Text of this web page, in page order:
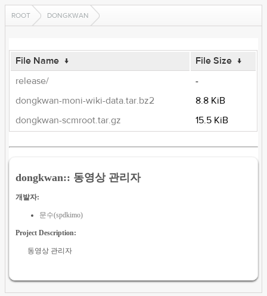
ROOT DONGKWAN
File Name ↓ File Size ↓
release/
-
dongkwan-moni-wiki-data.tar.bz2
8.8 KiB
dongkwan-scmroot.tar.gz
15.5 KiB
dongkwan:: 동영상 관리자
개발자:
문수(spdkimo)
Project Description:
동영상 관리자